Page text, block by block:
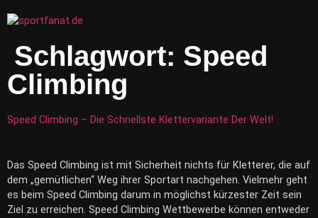
Inhalt
Schlagwort: Speed
Climbing
Speed Climbing – Die Schnellste Klettervariante Der Welt!
Das Speed Climbing ist mit Sicherheit nichts für Kletterer, die auf
dem „gemütlichen“ Weg ihrer Sportart nachgehen. Vielmehr geht
es beim Speed Climbing darum in möglichst kürzester Zeit sein
Ziel zu erreichen. Speed Climbing Wettbewerbe können entweder